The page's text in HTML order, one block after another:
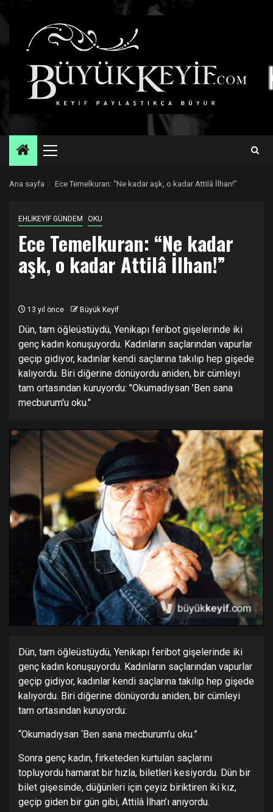
Primary
Ana sayfa Ece Temelkuran: “Ne kadar aşk, o kadar Attilâ İlhan!”
EHLİKEYİF GÜNDEM OKU
Ece Temelkuran: “Ne kadar
aşk, o kadar Attilâ İlhan!”
13 yıl önce Büyük Keyif
Dün, tam öğleüstüydü, Yenikapı feribot gişelerinde iki
genç kadın konuşuyordu. Kadınların saçlarından vapurlar
geçip gidiyor, kadınlar kendi saçlarına takılıp hep gişede
kalıyordu. Biri diğerine dönüyordu aniden, bir cümleyi
tam ortasından kuruyordu: "Okumadıysan 'Ben sana
mecburum'u oku."
Dün, tam öğleüstüydü, Yenikapı feribot gişelerinde iki
genç kadın konuşuyordu. Kadınların saçlarından vapurlar
geçip gidiyor, kadınlar kendi saçlarına takılıp hep gişede
kalıyordu. Biri diğerine dönüyordu aniden, bir cümleyi
tam ortasından kuruyordu:
“Okumadıysan ‘Ben sana mecburum’u oku.”
Sonra genç kadın, firketeden kurtulan saçlarını
topluyordu hamarat bir hızla, biletleri kesiyordu. Dün bir
bilet gişesinde, düğünleri için çeyiz biriktiren iki kız,
geçip giden bir gün gibi, Attilâ İlhan’ı anıyordu.